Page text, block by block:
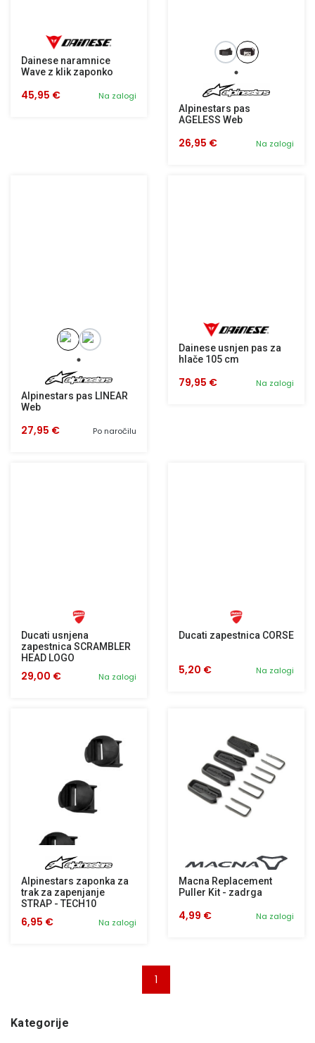
Dainese naramnice
Wave z klik zaponko
Na zalogi
45,95 €
Alpinestars pas
AGELESS Web
Na zalogi
26,95 €
Alpinestars pas LINEAR
Web
Po naročilu
27,95 €
Dainese usnjen pas za
hlače 105 cm
Na zalogi
79,95 €
Ducati usnjena
zapestnica SCRAMBLER
HEAD LOGO
Na zalogi
29,00 €
Ducati zapestnica CORSE
Na zalogi
5,20 €
Alpinestars zaponka za
trak za zapenjanje
STRAP - TECH10
Na zalogi
6,95 €
Macna Replacement
Puller Kit - zadrga
Na zalogi
4,99 €
1
Kategorije